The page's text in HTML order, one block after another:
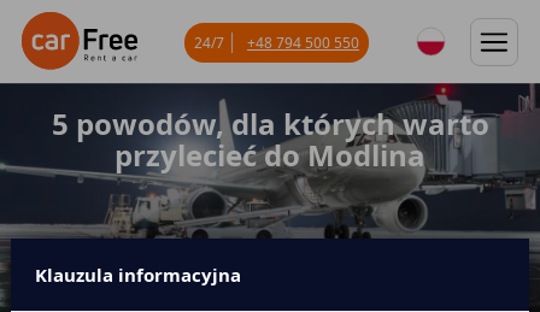
5 powodów, dla których warto
przylecieć do Modlina
24/7 +48 794 500 550
Klauzula informacyjna